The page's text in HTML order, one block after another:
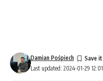
Last updated: 2024-01-29 12:01
Damian Pośpiech